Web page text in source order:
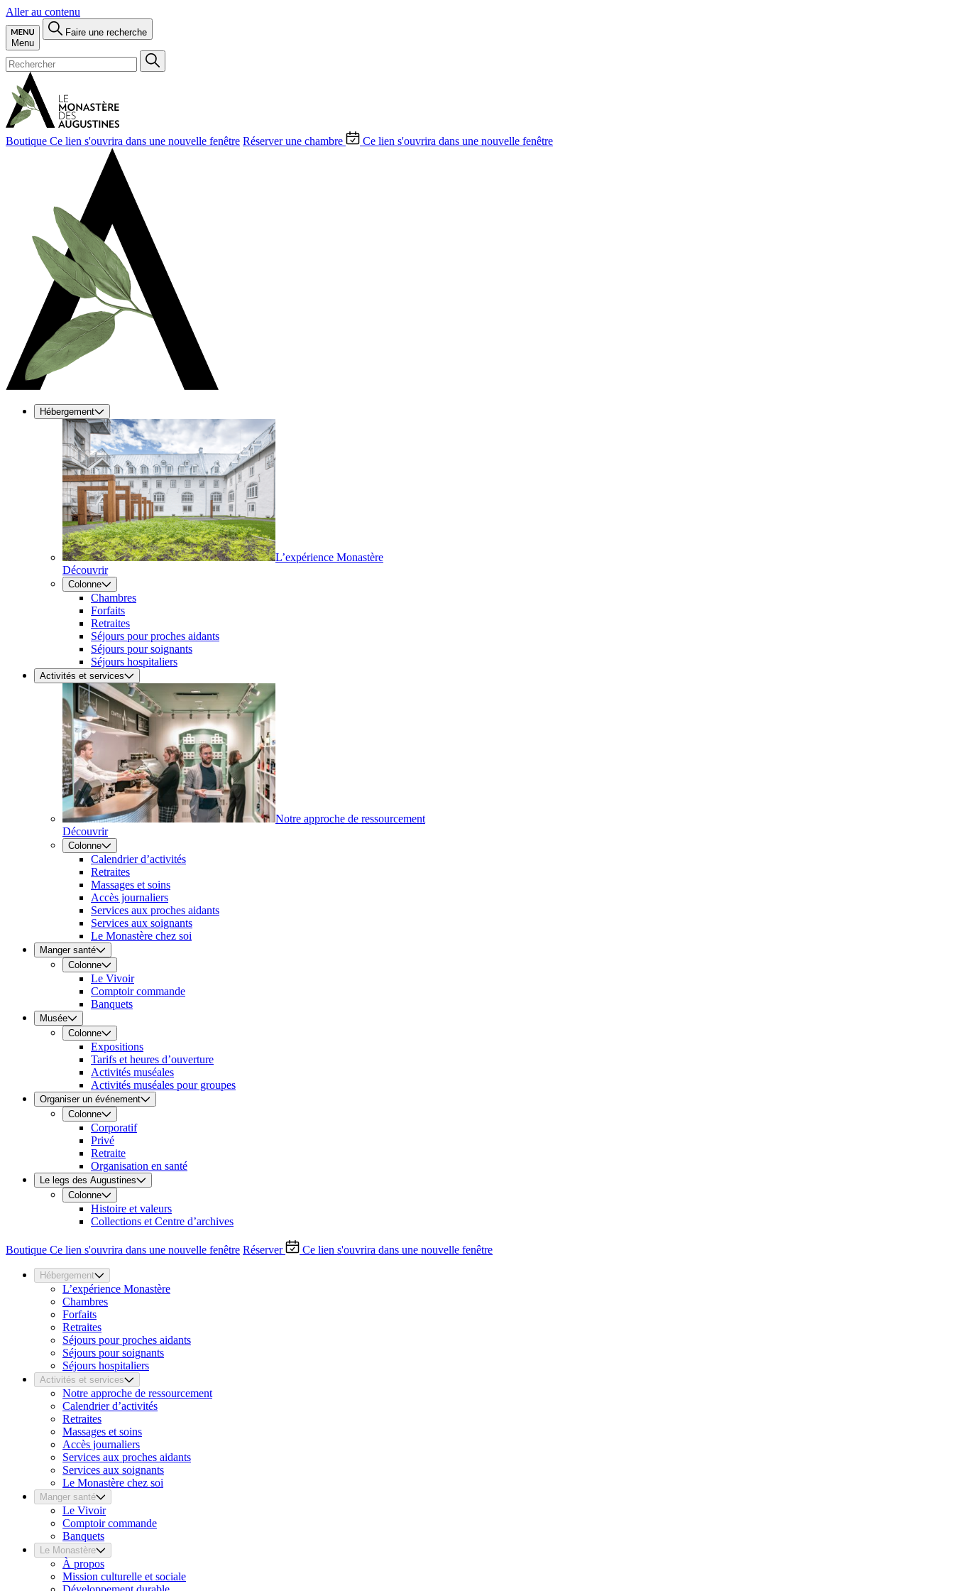
Aller au contenu
Menu
Faire une recherche
Boutique Ce lien s'ouvrira dans une nouvelle fenêtre Réserver une chambre Ce lien s'ouvrira dans une nouvelle fenêtre
Hébergement
L’expérience Monastère
Découvrir
Colonne
Chambres
Forfaits
Retraites
Séjours pour proches aidants
Séjours pour soignants
Séjours hospitaliers
Activités et services
Notre approche de ressourcement
Découvrir
Colonne
Calendrier d’activités
Retraites
Massages et soins
Accès journaliers
Services aux proches aidants
Services aux soignants
Le Monastère chez soi
Manger santé
Colonne
Le Vivoir
Comptoir commande
Banquets
Musée
Colonne
Expositions
Tarifs et heures d’ouverture
Activités muséales
Activités muséales pour groupes
Organiser un événement
Colonne
Corporatif
Privé
Retraite
Organisation en santé
Le legs des Augustines
Colonne
Histoire et valeurs
Collections et Centre d’archives
Boutique Ce lien s'ouvrira dans une nouvelle fenêtre Réserver Ce lien s'ouvrira dans une nouvelle fenêtre
Hébergement
L’expérience Monastère
Chambres
Forfaits
Retraites
Séjours pour proches aidants
Séjours pour soignants
Séjours hospitaliers
Activités et services
Notre approche de ressourcement
Calendrier d’activités
Retraites
Massages et soins
Accès journaliers
Services aux proches aidants
Services aux soignants
Le Monastère chez soi
Manger santé
Le Vivoir
Comptoir commande
Banquets
Le Monastère
À propos
Mission culturelle et sociale